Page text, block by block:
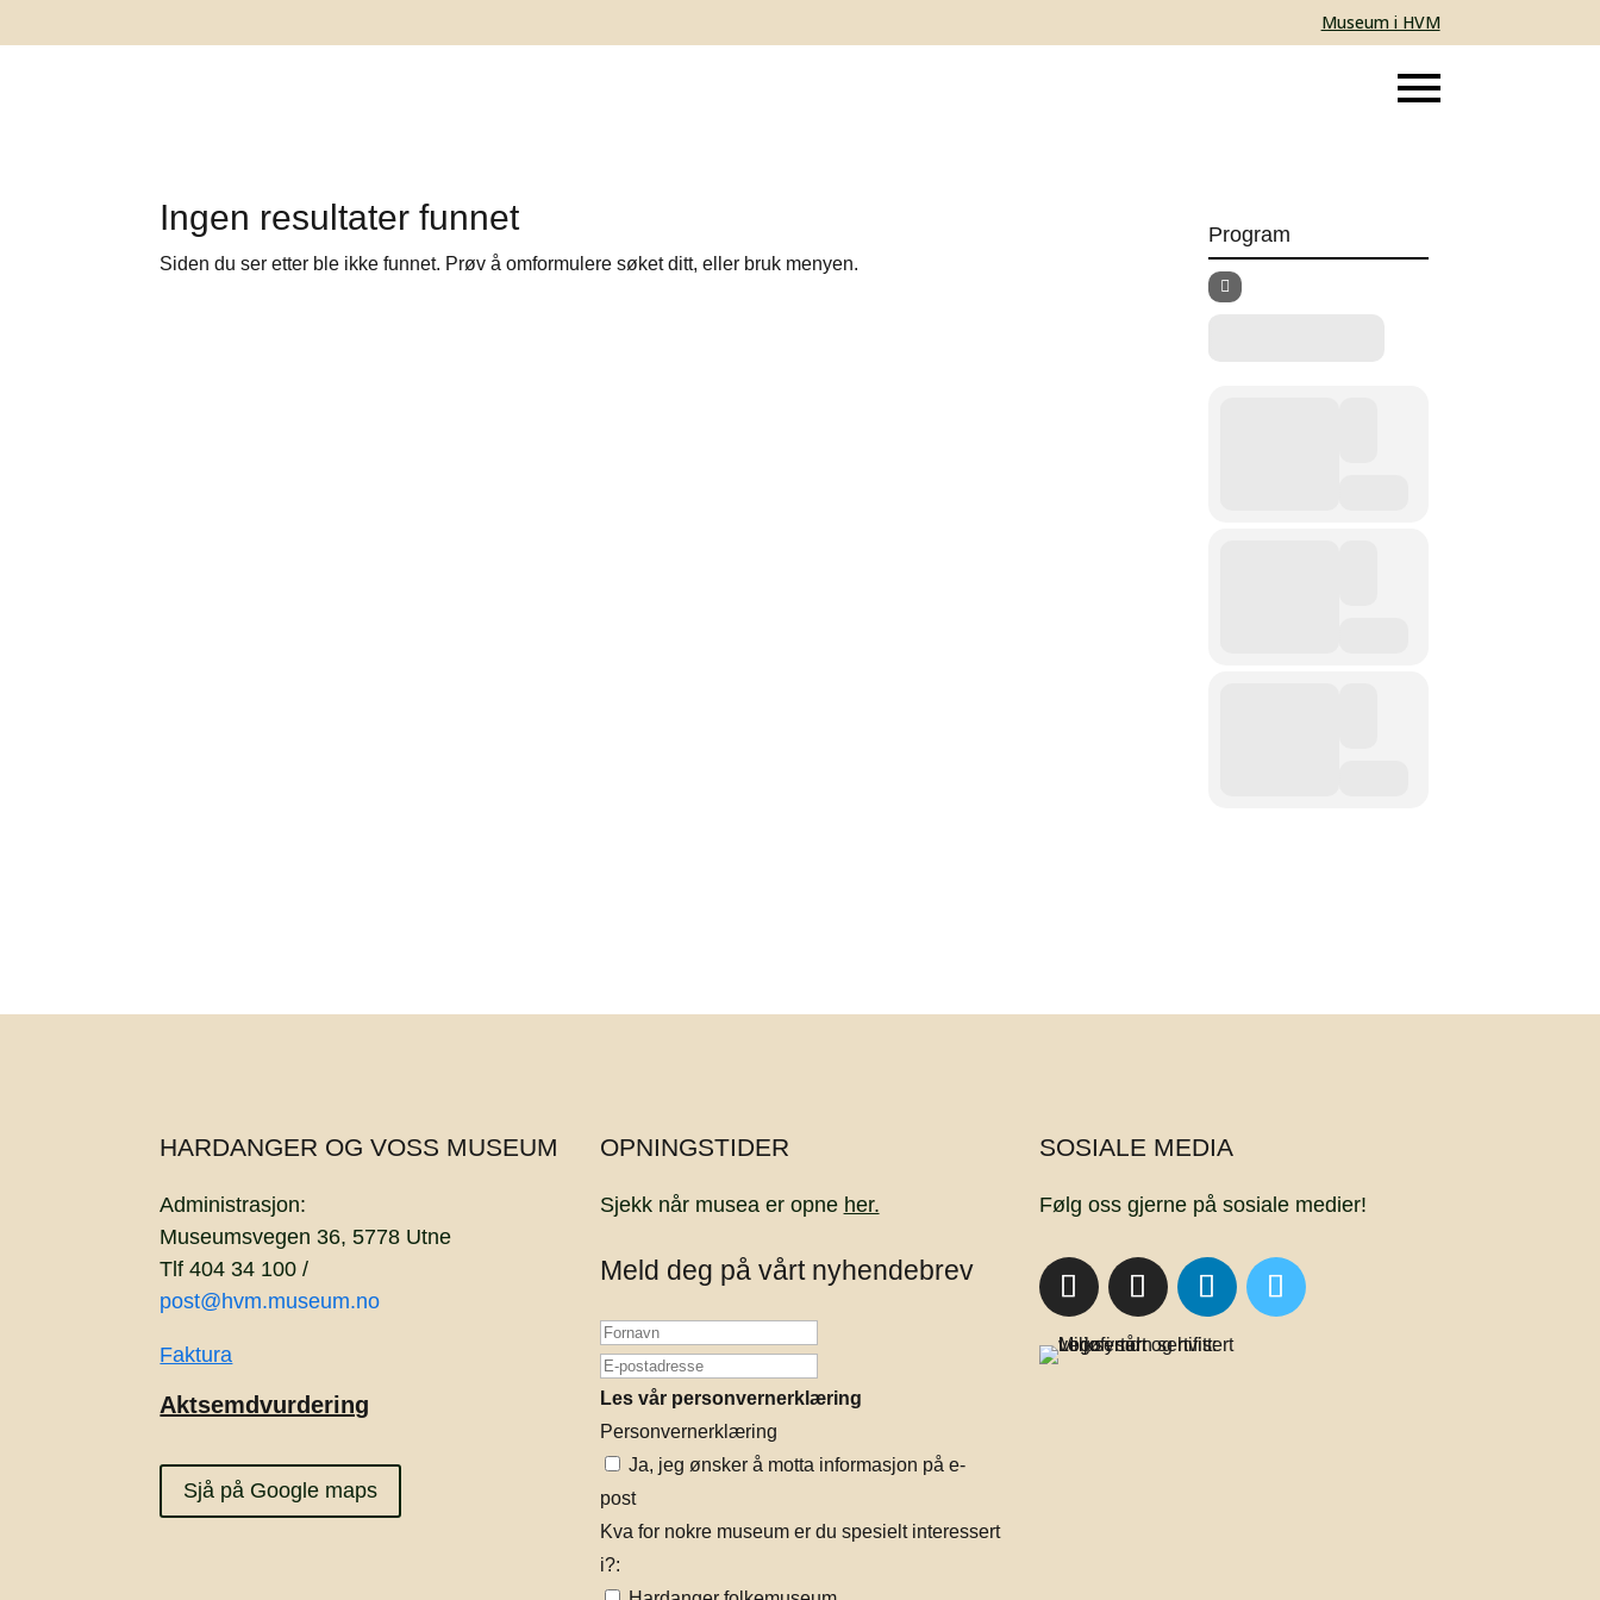
Museum i HVM
Ingen resultater funnet
Siden du ser etter ble ikke funnet. Prøv å omformulere søket ditt, eller bruk menyen.
Program
HARDANGER OG VOSS MUSEUM
Administrasjon:
Museumsvegen 36, 5778 Utne
Tlf 404 34 100 /
post@hvm.museum.no
Faktura
Aktsemdvurdering
Sjå på Google maps
OPNINGSTIDER
Sjekk når musea er opne her.
Meld deg på vårt nyhendebrev
Les vår personvernerklæring
Personvernerklæring
Ja, jeg ønsker å motta informasjon på e-
post
Kva for nokre museum er du spesielt interessert
i?:
SOSIALE MEDIA
Følg oss gjerne på sosiale medier!